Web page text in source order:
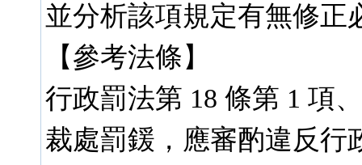
並分析該項規定有無修正
【參考法條】
行政罰法第 18 條第 1 項
裁處罰鍰，應審酌違反行